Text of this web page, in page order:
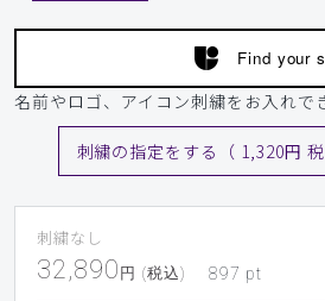
Find your
名前やロゴ、アイコン刺繍をお入れで
刺繍の指定をする（ 1,320円 税
刺繍なし
32,890 円 (税込) 897 pt